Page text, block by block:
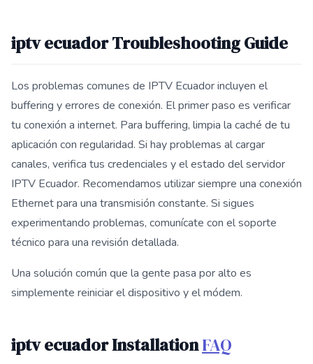
iptv ecuador Troubleshooting Guide
Los problemas comunes de IPTV Ecuador incluyen el
buffering y errores de conexión. El primer paso es verificar
tu conexión a internet. Para buffering, limpia la caché de tu
aplicación con regularidad. Si hay problemas al cargar
canales, verifica tus credenciales y el estado del servidor
IPTV Ecuador. Recomendamos utilizar siempre una conexión
Ethernet para una transmisión constante. Si sigues
experimentando problemas, comunícate con el soporte
técnico para una revisión detallada.
Una solución común que la gente pasa por alto es
simplemente reiniciar el dispositivo y el módem.
iptv ecuador InstallationFAQ